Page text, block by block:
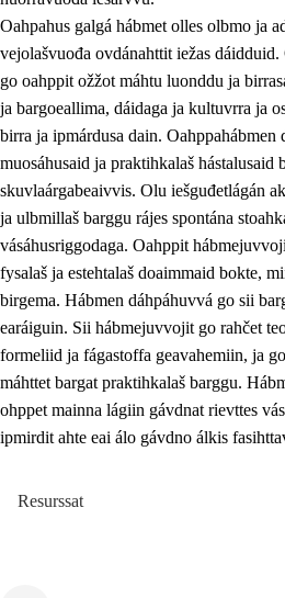
2.3 Vuođđogálggat
2.4 Oahppat oahppat
Fágaidrasttideaddji fáttát
Oahpahus galgá hábmet olles olbmo ja
vejolašvuođa ovdánahttit iežas
go oahppit ožžot máhtu luonddu ja
ja bargoeallima, dáidaga ja kultuvrra ja
birra ja ipmárdusa dain. Oahppahábmen
muosáhusaid ja praktihkalaš hástalusaid
skuvlaárgabeaivvis. Olu iešguđetlágán
ja ulbmillaš barggu rájes spontána
vásáhusriggodaga. Oahppit
fysalaš ja estehtalaš doaimmaid bokte,
birgema. Hábmen dáhpáhuvvá go sii
earáiguin. Sii hábmejuvvojit go rahčet
formeliid ja fágastoffa geavahemiin, ja
máhttet bargat praktihkalaš barggu.
ohppet mainna lágiin gávdnat rievttes
ipmirdit ahte eai álo gávdno álkis
Resurssat